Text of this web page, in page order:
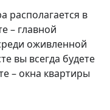
располагается в
– главной
оживленной
вы всегда будете
– окна квартиры